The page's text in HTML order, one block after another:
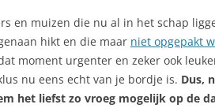
en muizen die nu al in het schap
hikt en die maar niet opgepakt
moment urgenter en zeker ook
nu eens echt van je bordje is. Dus,
het liefst zo vroeg mogelijk op de